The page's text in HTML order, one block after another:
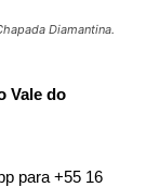
Diamantina.
Vale do
para +55 16